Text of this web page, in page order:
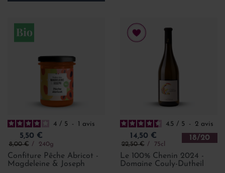
4 / 5 - 1 avis
Prix
5,50 €
Prix de base
8,00 € 240g
Confiture Pêche Abricot -
Magdeleine & Joseph
4.5 / 5 - 2 avis
Prix
14,50 €
Prix de base
22,50 € 75cl
18/20
Le 100% Chenin 2024 -
Domaine Couly-Dutheil